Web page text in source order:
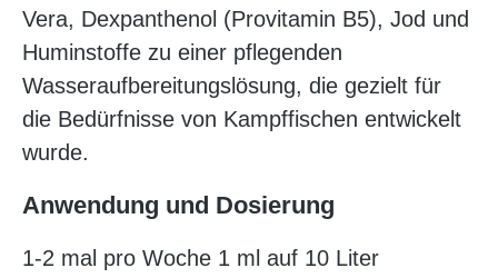
Vera, Dexpanthenol (Provitamin B5), Jod und
Huminstoffe zu einer pflegenden
Wasseraufbereitungslösung, die gezielt für
die Bedürfnisse von Kampffischen entwickelt
wurde.
Anwendung und Dosierung
1-2 mal pro Woche 1 ml auf 10 Liter